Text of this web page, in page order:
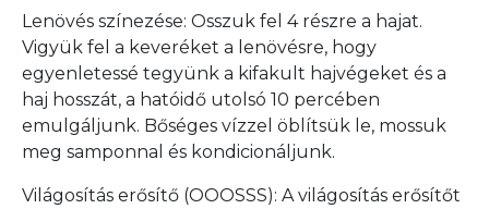
Lenövés színezése: Osszuk fel 4 részre a hajat.
Vigyük fel a keveréket a lenövésre, hogy
egyenletessé tegyünk a kifakult hajvégeket és a
haj hosszát, a hatóidő utolsó 10 percében
emulgáljunk. Bőséges vízzel öblítsük le, mossuk
meg samponnal és kondicionáljunk.
Világosítás erősítő (OOOSSS): A világosítás erősítőt